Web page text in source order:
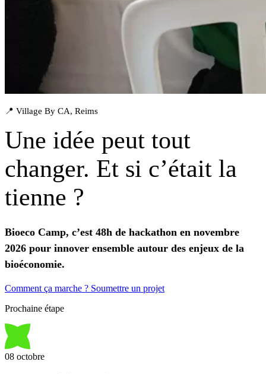
📍 Village By CA, Reims
Une idée peut tout
changer. Et si c’était la
tienne ?
Bioeco Camp, c’est 48h de hackathon en novembre
2026 pour innover ensemble autour des enjeux de la
bioéconomie.
Comment ça marche ? Soumettre un projet
Prochaine étape
08 octobre